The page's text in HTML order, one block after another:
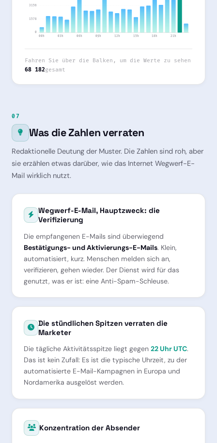
3156
1578
0
00h 03h 06h 09h 12h 15h 18h 21h
Fahren Sie über die Balken, um die Werte zu sehen
68 182gesamt
07
Was die Zahlen verraten
Redaktionelle Deutung der Muster. Die Zahlen sind roh, aber
sie erzählen etwas darüber, wie das Internet Wegwerf-E-
Mail wirklich nutzt.
Wegwerf-E-Mail, Hauptzweck: die
Verifizierung
Die empfangenen E-Mails sind überwiegend
Bestätigungs- und Aktivierungs-E-Mails. Klein,
automatisiert, kurz. Menschen melden sich an,
verifizieren, gehen wieder. Der Dienst wird für das
genutzt, was er ist: eine Anti-Spam-Schleuse.
Die stündlichen Spitzen verraten die
Marketer
Die tägliche Aktivitätsspitze liegt gegen 22 Uhr UTC.
Das ist kein Zufall: Es ist die typische Uhrzeit, zu der
automatisierte E-Mail-Kampagnen in Europa und
Nordamerika ausgelöst werden.
Konzentration der Absender